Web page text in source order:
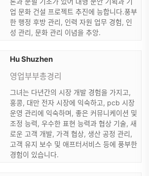
업 문화 건설 프로젝트 추진에 능합니다.풍부
한 행정 후방 관리, 인력 자원 업무 경험, 인
성 관리, 문화 관리 이념을 추앙.
Hu Shuzhen
영업부부총경리
그녀는 다년간의 시장 개발 경험을 가지고,
홍콩, 대만 전자 시장에 익숙하고, pcb 시장
운영 관리에 익숙하며, 좋은 커뮤니케이션 및
조정 능력, 우수한 표현 능력과 협상 기술, 새
로운 고객 개발, 가격 협상, 생산 공정 관리,
고객 유지 보수 및 애프터서비스 등에 풍부한
경험이 있습니다.